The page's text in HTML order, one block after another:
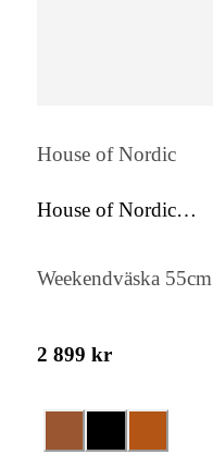
House of Nordic
House of Nordic
Weekendväska 55cm
2 899 kr